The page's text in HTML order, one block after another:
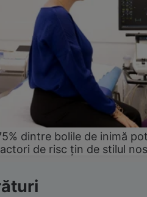
dintre bolile de inimă
de risc țin de stilul